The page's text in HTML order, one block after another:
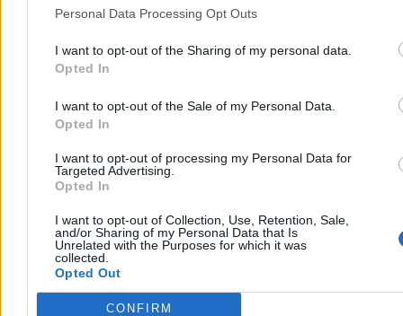
Personal Data Processing Opt Outs
I want to opt-out of the Sharing of my personal data.
Opted In
I want to opt-out of the Sale of my Personal Data.
Opted In
I want to opt-out of processing my Personal Data for
Targeted Advertising.
Opted In
I want to opt-out of Collection, Use, Retention, Sale,
and/or Sharing of my Personal Data that Is
Unrelated with the Purposes for which it was
collected.
Opted Out
CONFIRM
Trianon będzie niemożliwe.Kluczowym problemem premiera
Węgier jest jednak to, iż prowadząc grę, musi on cały czas
Jest zbyt słaby, by móc samemu grać na miarę ambicji swego
przywódcy.
Reklama
Reklama